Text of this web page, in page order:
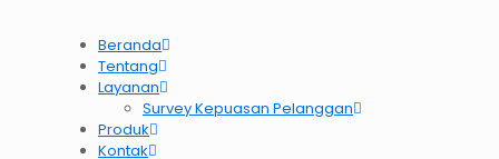
Beranda
Tentang
Layanan
Survey Kepuasan Pelanggan
Produk
Kontak